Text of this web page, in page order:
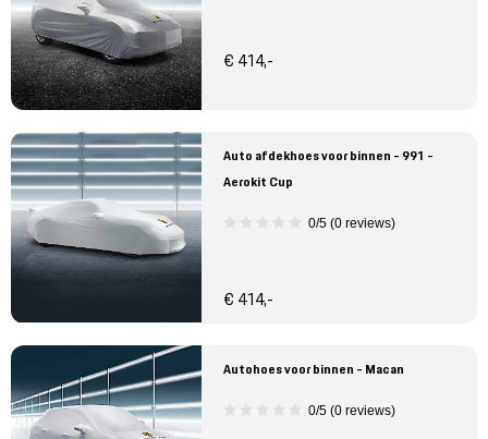
€ 414,-
Auto afdekhoes voor binnen - 991 -
Aerokit Cup
0/5 (0 reviews)
€ 414,-
Autohoes voor binnen - Macan
0/5 (0 reviews)